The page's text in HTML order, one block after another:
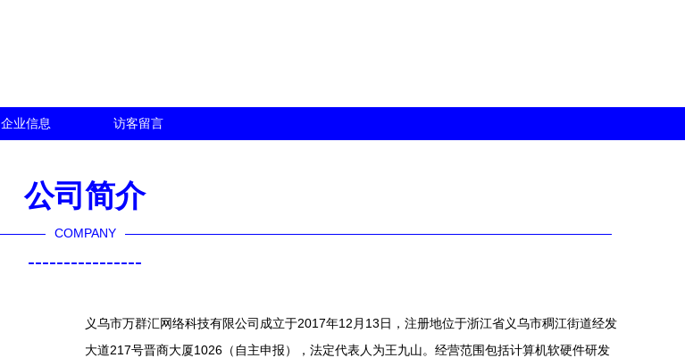
企业信息 访客留言
公司简介
COMPANY
----------------
义乌市万群汇网络科技有限公司成立于2017年12月13日，注册地位于浙江省义乌市稠江街道经发
大道217号晋商大厦1026（自主申报），法定代表人为王九山。经营范围包括计算机软硬件研发